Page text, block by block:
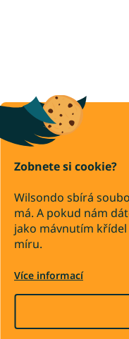
Zobnete si cookie?
Wilsondo sbírá
má. A pokud nám
jako mávnutím
míru.
Více informací